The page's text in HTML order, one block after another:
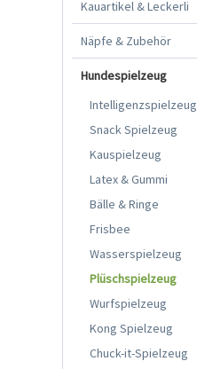
Kauartikel & Leckerli
Näpfe & Zubehör
Hundespielzeug
Intelligenzspielzeug
Snack Spielzeug
Kauspielzeug
Latex & Gummi
Bälle & Ringe
Frisbee
Wasserspielzeug
Plüschspielzeug
Wurfspielzeug
Kong Spielzeug
Chuck-it-Spielzeug